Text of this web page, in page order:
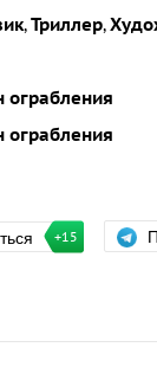
,Триллер,
ограбления
ограбления
+15